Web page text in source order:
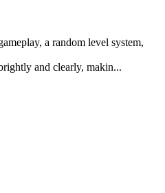
a random level system,
and clearly, makin...